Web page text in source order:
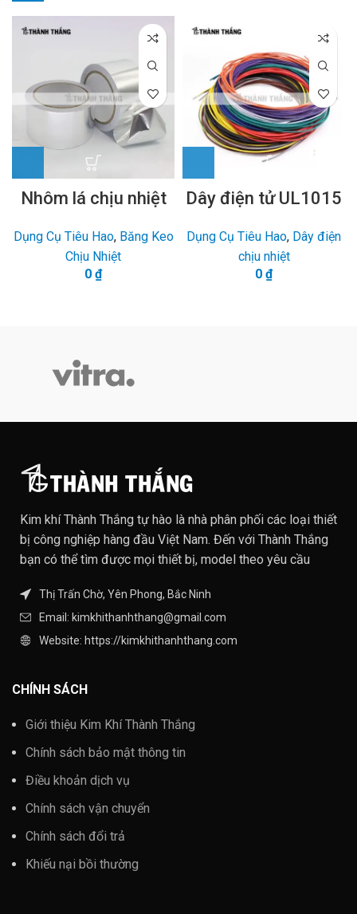
Nhôm lá chịu nhiệt
Dụng Cụ Tiêu Hao, Băng Keo
Chịu Nhiệt
0 ₫
Dây điện tử UL1015
Dụng Cụ Tiêu Hao, Dây điện
chịu nhiệt
0 ₫
Kim khí Thành Thắng tự hào là nhà phân phối các loại thiết
bị công nghiệp hàng đầu Việt Nam. Đến với Thành Thắng
bạn có thể tìm được mọi thiết bị, model theo yêu cầu
Thị Trấn Chờ, Yên Phong, Bắc Ninh
Email: kimkhithanhthang@gmail.com
Website: https://kimkhithanhthang.com
CHÍNH SÁCH
Giới thiệu Kim Khí Thành Thắng
Chính sách bảo mật thông tin
Điều khoản dịch vụ
Chính sách vận chuyển
Chính sách đổi trả
Khiếu nại bồi thường